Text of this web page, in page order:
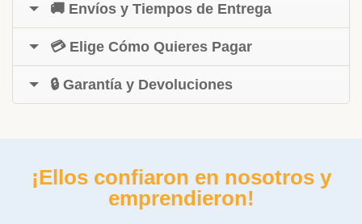
🚚 Envíos y Tiempos de Entrega
💳 Elige Cómo Quieres Pagar
🔒 Garantía y Devoluciones
¡Ellos confiaron en nosotros y
emprendieron!